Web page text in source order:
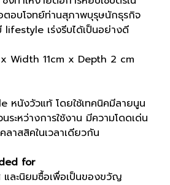
ตอบโจทย์ท่านสุภาพบุรุษนักธุรกิจ
เร่งรีบได้เป็นอย่างดี
Width 11cm x Depth 2 cm
หนังวัวแท้ โดยใช้เทคนิคมีลายนูน
ระหว่างการใช้งาน มีความโดดเด่น
ลาสสิคในเวลาเดียวกัน
for
และนิยมซื้อเพื่อเป็นของขวัญ